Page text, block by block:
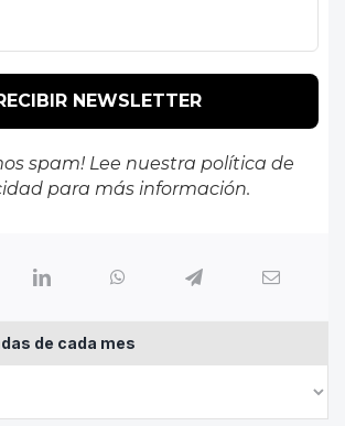
spam! Lee nuestra política de
para más información.
de cada mes